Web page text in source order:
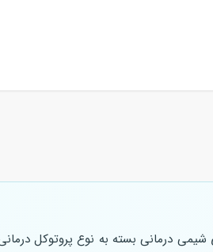
شیمی درمانی بسته به نوع پروتوکل